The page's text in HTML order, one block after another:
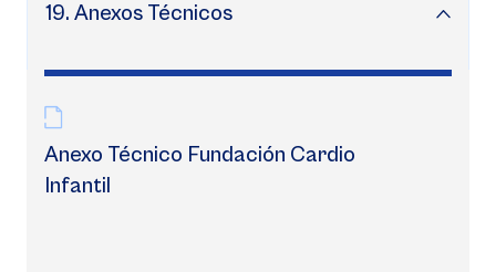
19. Anexos Técnicos
Anexo Técnico Fundación Cardio
Infantil